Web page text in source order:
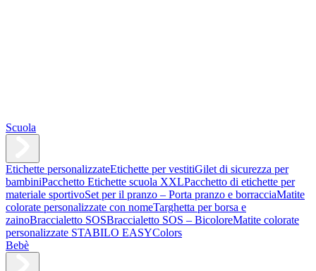
Scuola
Etichette personalizzateEtichette per vestitiGilet di sicurezza per
bambiniPacchetto Etichette scuola XXLPacchetto di etichette per
materiale sportivoSet per il pranzo – Porta pranzo e borracciaMatite
colorate personalizzate con nomeTarghetta per borsa e
zainoBraccialetto SOSBraccialetto SOS – BicoloreMatite colorate
personalizzate STABILO EASYColors
Bebè